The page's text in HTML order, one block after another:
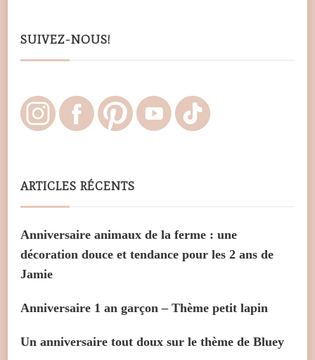
SUIVEZ-NOUS!
ARTICLES RÉCENTS
Anniversaire animaux de la ferme : une
décoration douce et tendance pour les 2 ans de
Jamie
Anniversaire 1 an garçon – Thème petit lapin
Un anniversaire tout doux sur le thème de Bluey